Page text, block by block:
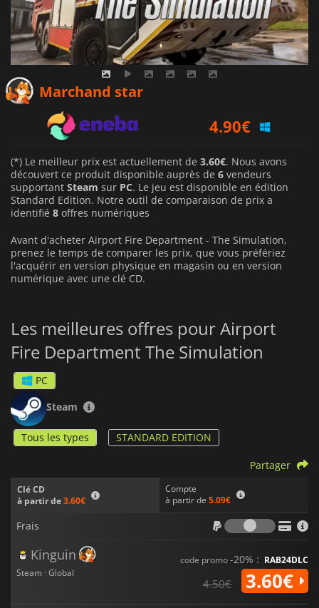
Marchand star
4.90€
4.59€
(*) Le meilleur prix est actuellement de 3.60€. Nous avons
découvert ce produit disponible auprès de 6 vendeurs
supportant Steam sur PC. Le jeu est disponible en édition
Standard Edition. Notre outil de comparaison de prix a
identifié 8 offres numériques
Avant d'acheter Airport Fire Department - The Simulation,
prenez le temps de comparer les prix, que vous préfériez
l'acquérir en version physique en magasin ou en version
numérique avec une clé CD.
Les meilleures offres pour Airport
Fire Department The Simulation
PC
Steam
Tous les types STANDARD EDITION
Clé CD
à partir de3.60€
Compte
à partir de 5.09€
Partager
Frais
Frais
Kinguin
Steam · Global
code promo-20% : RAB24DLC
4.50€ 3.60€